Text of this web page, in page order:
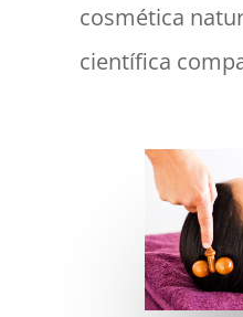
cosmética
científica